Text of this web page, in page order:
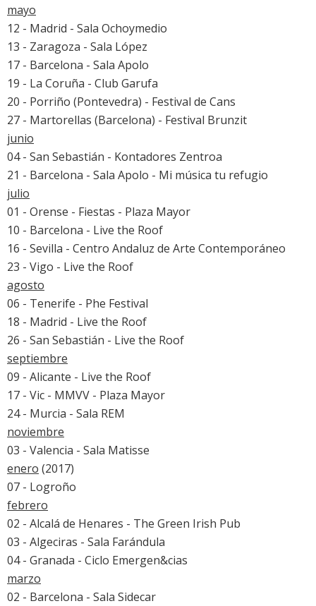
mayo
12 - Madrid - Sala Ochoymedio
13 - Zaragoza - Sala López
17 - Barcelona - Sala Apolo
19 - La Coruña - Club Garufa
20 - Porriño (Pontevedra) - Festival de Cans
27 - Martorellas (Barcelona) - Festival Brunzit
junio
04 - San Sebastián - Kontadores Zentroa
21 - Barcelona - Sala Apolo - Mi música tu refugio
julio
01 - Orense - Fiestas - Plaza Mayor
10 - Barcelona - Live the Roof
16 - Sevilla - Centro Andaluz de Arte Contemporáneo
23 - Vigo - Live the Roof
agosto
06 - Tenerife - Phe Festival
18 - Madrid - Live the Roof
26 - San Sebastián - Live the Roof
septiembre
09 - Alicante - Live the Roof
17 - Vic - MMVV - Plaza Mayor
24 - Murcia - Sala REM
noviembre
03 - Valencia - Sala Matisse
enero (2017)
07 - Logroño
febrero
02 - Alcalá de Henares - The Green Irish Pub
03 - Algeciras - Sala Farándula
04 - Granada - Ciclo Emergen&cias
marzo
02 - Barcelona - Sala Sidecar